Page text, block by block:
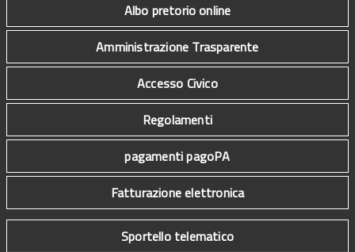
Albo pretorio online
Amministrazione Trasparente
Accesso Civico
Regolamenti
pagamenti pagoPA
Fatturazione elettronica
Sportello telematico